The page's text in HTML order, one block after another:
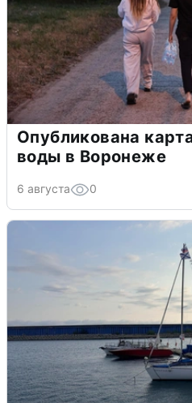
Опубликована
воды в Воронеже
6 августа 0